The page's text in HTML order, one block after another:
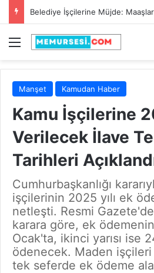
Menü
Manşet Kamudan Haber
Kamu İşçilerine
Verilecek İlave
Tarihleri
Cumhurbaşkanlığı
işçilerinin 2025 yılı ek
netleşti. Resmi
karara göre, ek ödemenin
Ocak'ta, ikinci yarısı ise
ödenecek. Maden işçileri
tek seferde ek ödeme